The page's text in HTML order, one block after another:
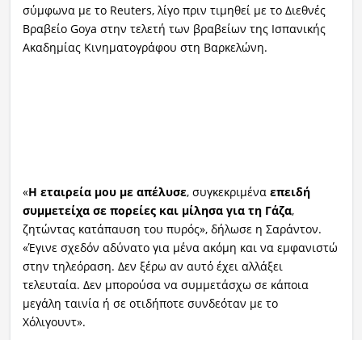
σύμφωνα με το Reuters, λίγο πριν τιμηθεί με το Διεθνές
Βραβείο Goya στην τελετή των βραβείων της Ισπανικής
Ακαδημίας Κινηματογράφου στη Βαρκελώνη.
«Η εταιρεία μου με απέλυσε, συγκεκριμένα επειδή
συμμετείχα σε πορείες και μίλησα για τη Γάζα,
ζητώντας κατάπαυση του πυρός», δήλωσε η Σαράντον.
«Έγινε σχεδόν αδύνατο για μένα ακόμη και να εμφανιστώ
στην τηλεόραση. Δεν ξέρω αν αυτό έχει αλλάξει
τελευταία. Δεν μπορούσα να συμμετάσχω σε κάποια
μεγάλη ταινία ή σε οτιδήποτε συνδεόταν με το
Χόλιγουντ».